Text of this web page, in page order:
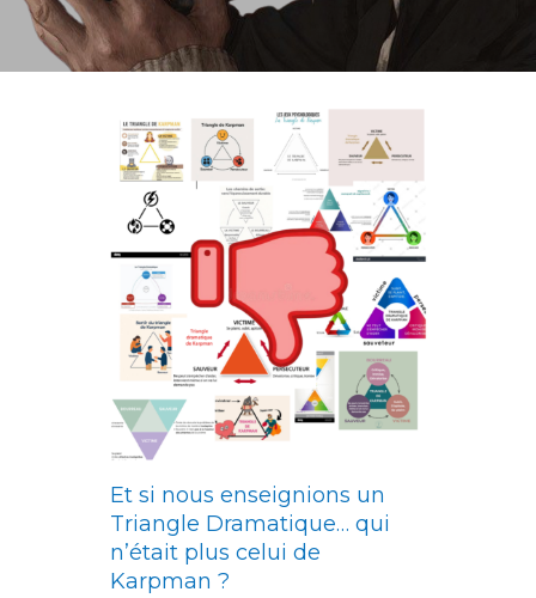
Et si nous enseignions un
Triangle Dramatique… qui
n’était plus celui de
Karpman ?